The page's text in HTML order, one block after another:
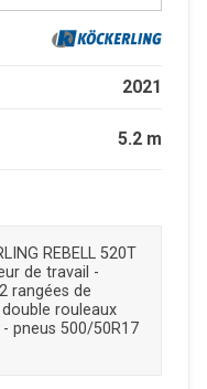
REBELL 520T
de travail -
rangées de
rouleaux
pneus 500/50R17
2021
5.2 m